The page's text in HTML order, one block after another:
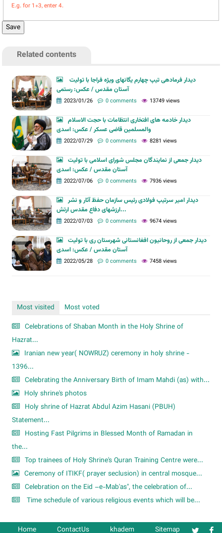
E.g. for 1+3, enter 4.
Related contents
دیدار فرمادهی تیپ چهارم یگانهای ویژه فراجا با تولیت
آستان مقدس / عکس: رستمی
2023/01/26 0 comments 13749 views
دیدار خادمه های افتخاری انتظامات با حجت الاسلام
والمسلمین قاضی عسکر / عکس: اسدی
2022/07/29 0 comments 8281 views
دیدار جمعی از نمایندگان مجلس شورای اسلامی با تولیت
آستان مقدس / عکس: اسدی
2022/07/06 0 comments 7936 views
دیدار امیر سرتیپ فولادی رئیس سازمان حفظ آثار و نشر
ارزشهای دفاع مقدس ارتش...
2022/07/03 0 comments 9674 views
دیدار جمعی از روحانیون افغانستانی شهرستان ری با تولیت
آستان مقدس / عکس: اسدی
2022/05/28 0 comments 7458 views
Most visited
Most voted
Celebrations of Shaban Month in the Holy Shrine of
Hazrat...
Iranian new year( NOWRUZ) ceremony in holy shrine -
1396...
Celebrating the Anniversary Birth of Imam Mahdi (as) with...
Holy shrine's photos
Holy shrine of Hazrat Abdul Azim Hasani (PBUH)
Statement...
Hosting Fast Pilgrims in Blessed Month of Ramadan in
the...
Top trainees of Holy Shrine's Quran Training Centre were...
Ceremony of ITIKF( prayer seclusion) in central mosque...
Celebration on the Eid –e-Mab'as", the celebration of...
Time schedule of various religious events which will be...
Home ContactUs khadem Sitemap